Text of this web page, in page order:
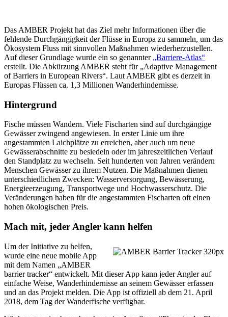
Das AMBER Projekt hat das Ziel mehr Informationen über die
fehlende Durchgängigkeit der Flüsse in Europa zu sammeln, um das
Ökosystem Fluss mit sinnvollen Maßnahmen wiederherzustellen.
Auf dieser Grundlage wurde ein so genannter „Barriere-Atlas“
erstellt. Die Abkürzung AMBER steht für „Adaptive Management
of Barriers in European Rivers“. Laut AMBER gibt es derzeit in
Europas Flüssen ca. 1,3 Millionen Wanderhindernisse.
Hintergrund
Fische müssen Wandern. Viele Fischarten sind auf durchgängige
Gewässer zwingend angewiesen. In erster Linie um ihre
angestammten Laichplätze zu erreichen, aber auch um neue
Gewässerabschnitte zu besiedeln oder im jahreszeitlichen Verlauf
den Standplatz zu wechseln. Seit hunderten von Jahren verändern
Menschen Gewässer zu ihrem Nutzen. Die Maßnahmen dienen
unterschiedlichen Zwecken: Wasserversorgung, Bewässerung,
Energieerzeugung, Transportwege und Hochwasserschutz. Die
Veränderungen haben für die angestammten Fischarten oft einen
hohen ökologischen Preis.
Mach mit, jeder Angler kann helfen
Um der Initiative zu helfen,
wurde eine neue mobile App
mit dem Namen „AMBER
barrier tracker“ entwickelt. Mit dieser App kann jeder Angler auf
einfache Weise, Wanderhindernisse an seinem Gewässer erfassen
und an das Projekt melden. Die App ist offiziell ab dem 21. April
2018, dem Tag der Wanderfische verfügbar.